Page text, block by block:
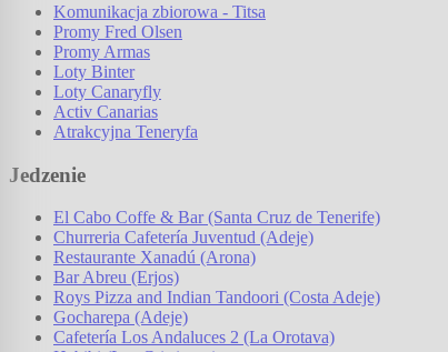
Komunikacja zbiorowa - Titsa
Promy Fred Olsen
Promy Armas
Loty Binter
Loty Canaryfly
Activ Canarias
Atrakcyjna Teneryfa
Jedzenie
El Cabo Coffe & Bar (Santa Cruz de Tenerife)
Churreria Cafetería Juventud (Adeje)
Restaurante Xanadú (Arona)
Bar Abreu (Erjos)
Roys Pizza and Indian Tandoori (Costa Adeje)
Gocharepa (Adeje)
Cafetería Los Andaluces 2 (La Orotava)